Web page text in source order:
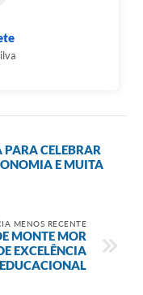
PARA CELEBRAR
E MUITA
MENOS RECENTE
MONTE MOR
EXCELÊNCIA
EDUCACIONAL